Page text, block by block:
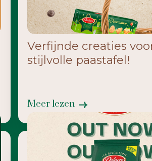
Verfijnde creaties
stijlvolle paastafel!
Meer lezen